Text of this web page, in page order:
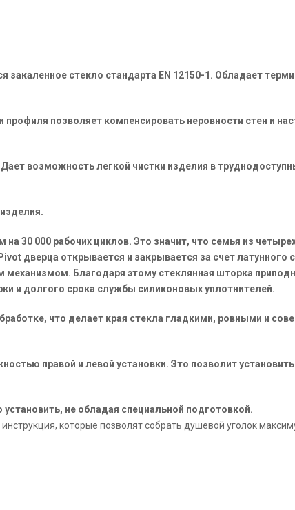
закаленное стекло стандарта EN 12150-1. Обладает
позволяет компенсировать неровности стен и
возможность легкой чистки изделия в
30 000 рабочих циклов. Это значит, что семья из
дверца открывается и закрывается за счет латунного
Благодаря этому стеклянная шторка
и долгого срока службы силиконовых уплотнителей.
что делает края стекла гладкими, ровными и
правой и левой установки. Это позволит
не обладая специальной подготовкой.
которые позволят собрать душевой уголок